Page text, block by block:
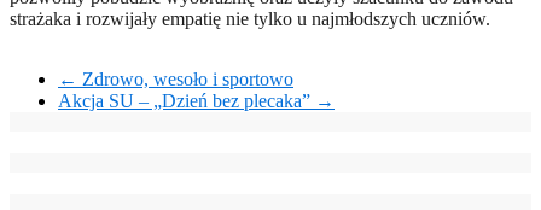
strażaka i rozwijały empatię nie tylko u najmłodszych uczniów.
← Zdrowo, wesoło i sportowo
Akcja SU – „Dzień bez plecaka” →